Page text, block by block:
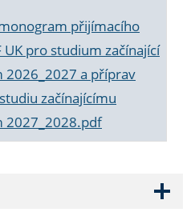
přijímacího
pro studium začínající
a příprav
začínajícímu
2027_2028.pdf